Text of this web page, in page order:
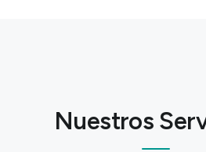
Nuestros